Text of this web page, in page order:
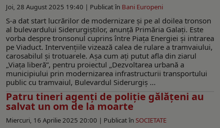
Joi, 28 August 2025 19:40 | Publicat în Bani Europeni
S-a dat start lucrărilor de modernizare şi pe al doilea tronson
al bulevardului Siderurgiştilor, anunţă Primăria Galaţi. Este
vorba despre tronsonul cuprins între Piața Energiei și intrarea
pe Viaduct. Intervenţiile vizează calea de rulare a tramvaiului,
carosabilul şi trotuarele. Aşa cum aţi putut afla din ziarul
„Viaţa liberă”, pentru proiectul „Dezvoltarea urbană a
municipiului prin modernizarea infrastructurii transportului
public cu tramvaiul, Bulevardul Siderurgiș ...
Patru tineri agenți de poliţie gălăţeni au
salvat un om de la moarte
Miercuri, 16 Aprilie 2025 20:00 | Publicat în SOCIETATE